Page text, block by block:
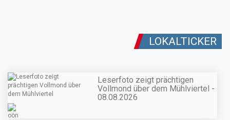
LOKALTICKER
Leserfoto zeigt prächtigen
Vollmond über dem Mühlviertel -
08.08.2026